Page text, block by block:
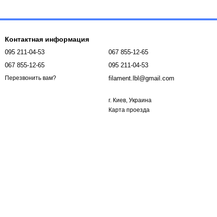
позволяют создавать прототипы и мелкие серии
брелков и табличек;
и мелких деталей.
продукцию практичной и востребованной.
и прототипов, где требуется надежность.
Контактная информация
095 211-04-53
067 855-12-65
Перезвонить вам?
067 855-12-65
095 211-04-53
filament.lbl@gmail.com
г. Киев, Украина
Карта проезда